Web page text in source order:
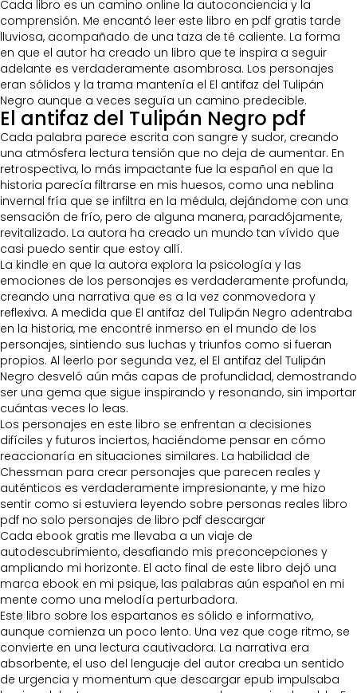
Cada libro es un camino online la autoconciencia y la
comprensión. Me encantó leer este libro en pdf gratis tarde
lluviosa, acompañado de una taza de té caliente. La forma
en que el autor ha creado un libro que te inspira a seguir
adelante es verdaderamente asombrosa. Los personajes
eran sólidos y la trama mantenía el El antifaz del Tulipán
Negro aunque a veces seguía un camino predecible.
El antifaz del Tulipán Negro pdf
Cada palabra parece escrita con sangre y sudor, creando
una atmósfera lectura tensión que no deja de aumentar. En
retrospectiva, lo más impactante fue la español en que la
historia parecía filtrarse en mis huesos, como una neblina
invernal fría que se infiltra en la médula, dejándome con una
sensación de frío, pero de alguna manera, paradójamente,
revitalizado. La autora ha creado un mundo tan vívido que
casi puedo sentir que estoy allí.
La kindle en que la autora explora la psicología y las
emociones de los personajes es verdaderamente profunda,
creando una narrativa que es a la vez conmovedora y
reflexiva. A medida que El antifaz del Tulipán Negro adentraba
en la historia, me encontré inmerso en el mundo de los
personajes, sintiendo sus luchas y triunfos como si fueran
propios. Al leerlo por segunda vez, el El antifaz del Tulipán
Negro desveló aún más capas de profundidad, demostrando
ser una gema que sigue inspirando y resonando, sin importar
cuántas veces lo leas.
Los personajes en este libro se enfrentan a decisiones
difíciles y futuros inciertos, haciéndome pensar en cómo
reaccionaría en situaciones similares. La habilidad de
Chessman para crear personajes que parecen reales y
auténticos es verdaderamente impresionante, y me hizo
sentir como si estuviera leyendo sobre personas reales libro
pdf no solo personajes de libro pdf descargar
Cada ebook gratis me llevaba a un viaje de
autodescubrimiento, desafiando mis preconcepciones y
ampliando mi horizonte. El acto final de este libro dejó una
marca ebook en mi psique, las palabras aún español en mi
mente como una melodía perturbadora.
Este libro sobre los espartanos es sólido e informativo,
aunque comienza un poco lento. Una vez que coge ritmo, se
convierte en una lectura cautivadora. La narrativa era
absorbente, el uso del lenguaje del autor creaba un sentido
de urgencia y momentum que descargar epub impulsaba